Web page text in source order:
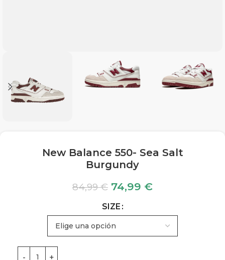
New Balance 550- Sea Salt
Burgundy
84,99€ 74,99 €
SIZE